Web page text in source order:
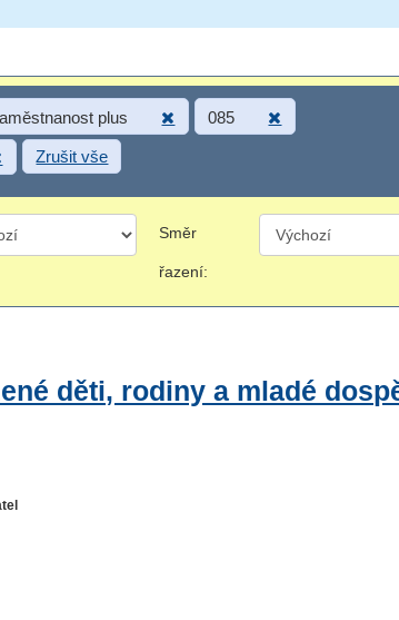
plus 085
Zrušit vše
Směr
řazení:
děti, rodiny a mladé